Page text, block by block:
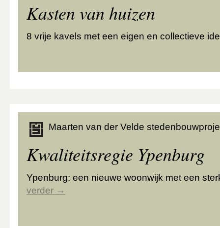
Kasten van huizen
8 vrije kavels met een eigen en collectieve
Maarten van der Velde
Kwaliteitsregie Ypenburg
Ypenburg: een nieuwe woonwijk met een
verder →